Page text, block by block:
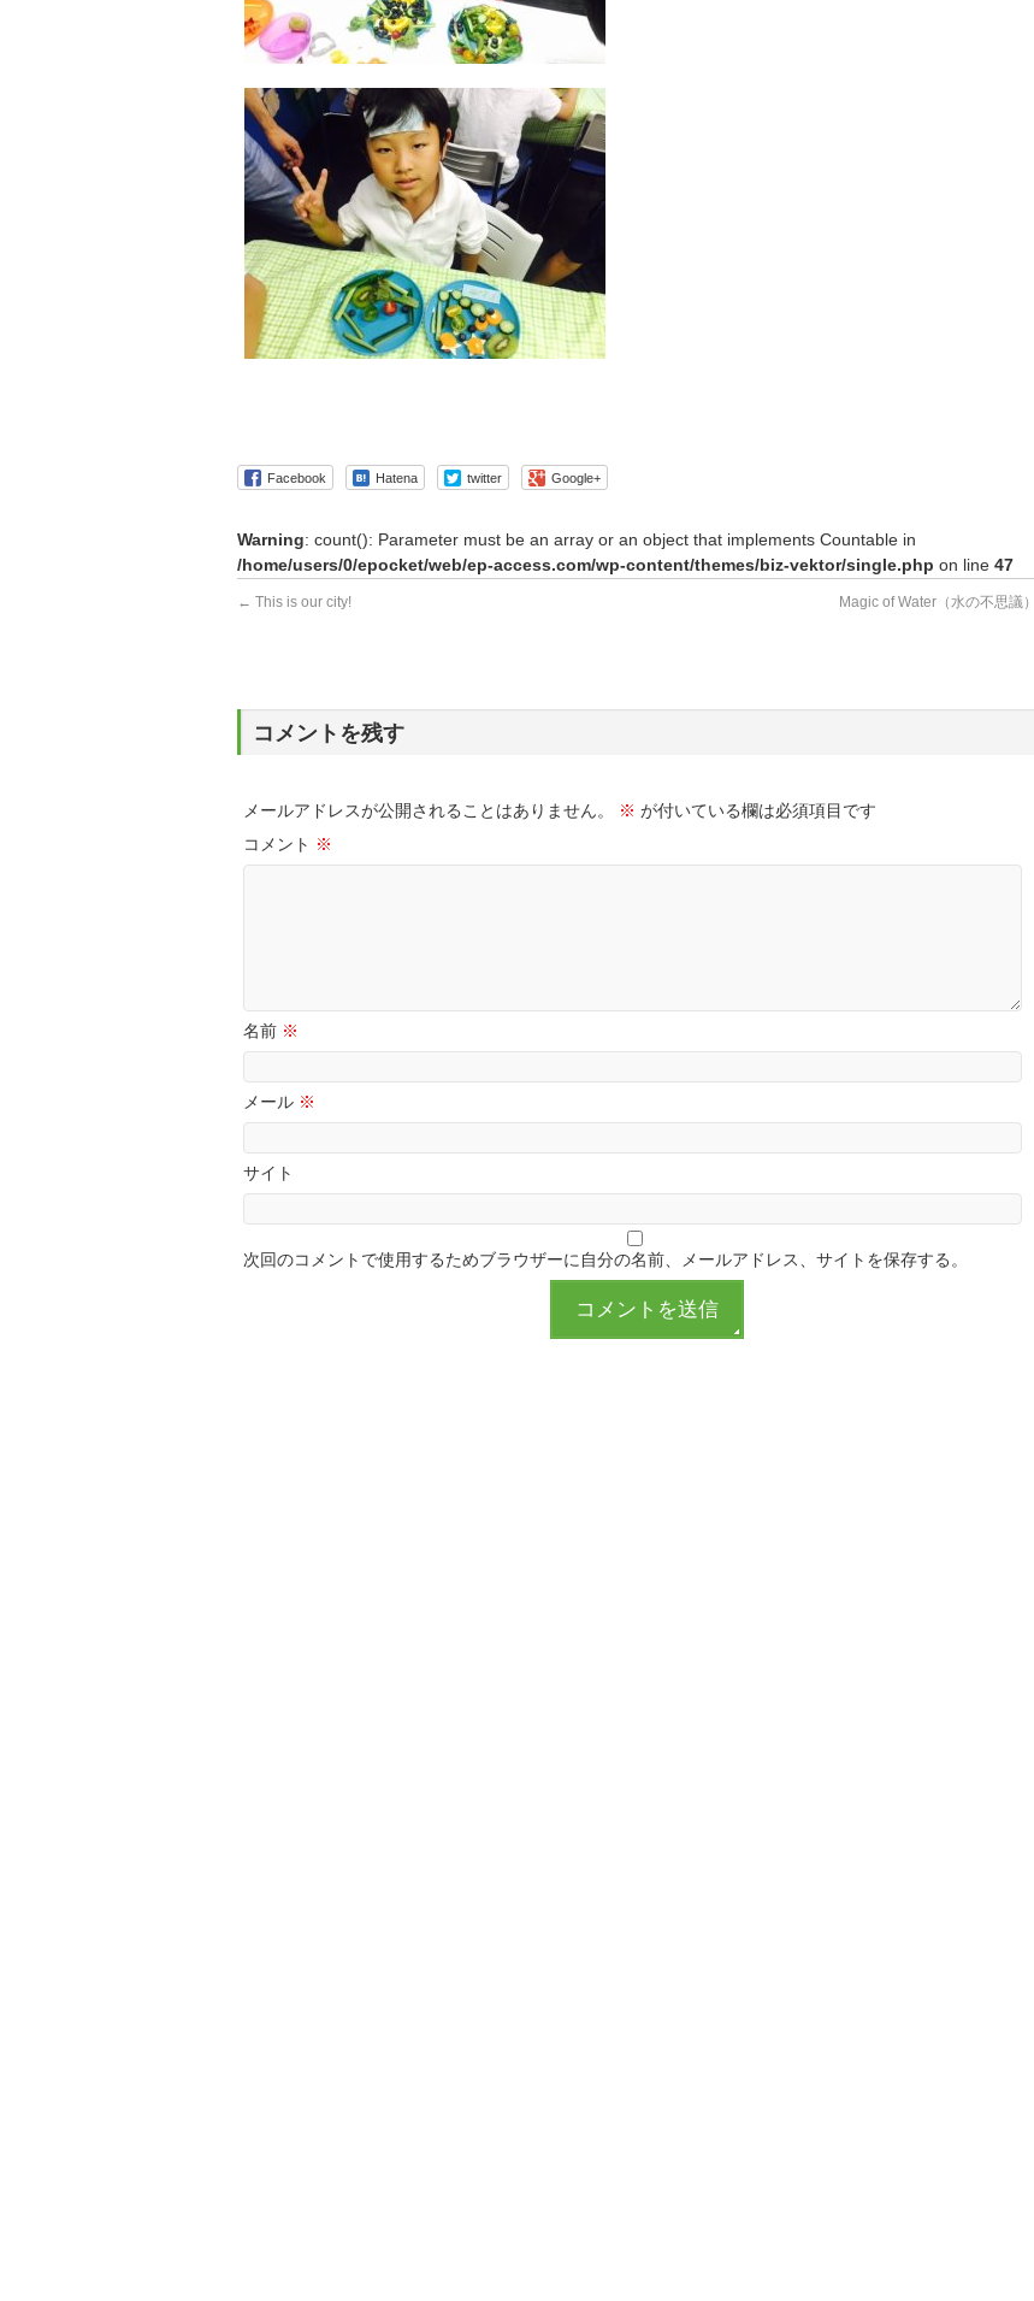
Facebook Hatena twitter Google+
Warning: count(): Parameter must be an array or an object that implements Countable in
/home/users/0/epocket/web/ep-access.com/wp-content/themes/biz-vektor/single.php on line 47
← This is our city! Magic of Water（水の不思議）
コメントを残す
メールアドレスが公開されることはありません。 ※ が付いている欄は必須項目です
コメント ※
名前 ※
メール ※
サイト
次回のコメントで使用するためブラウザーに自分の名前、メールアドレス、サイトを保存する。